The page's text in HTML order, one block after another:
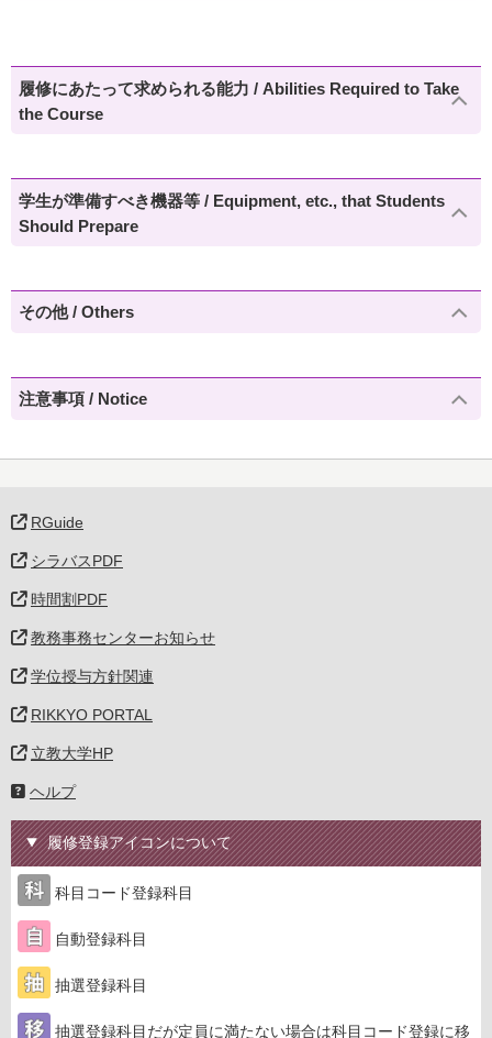
履修にあたって求められる能力 / Abilities Required to Take
the Course
学生が準備すべき機器等 / Equipment, etc., that Students
Should Prepare
その他 / Others
注意事項 / Notice
RGuide
シラバスPDF
時間割PDF
教務事務センターお知らせ
学位授与方針関連
RIKKYO PORTAL
立教大学HP
ヘルプ
履修登録アイコンについて
科目コード登録科目
自動登録科目
抽選登録科目
抽選登録科目だが定員に満たない場合は科目コード登録に移